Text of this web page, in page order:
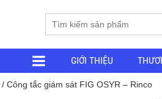
GIỚI THIỆU
/ Công tắc giám sát FIG OSYR – Rinco